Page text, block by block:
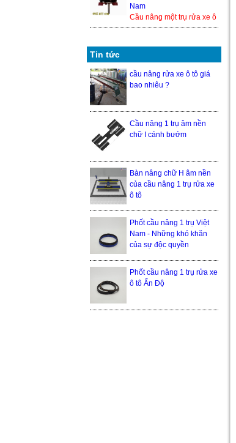
Nam
Cầu nâng một trụ rửa xe ô
tô nâng toàn xe của Việt
Tin tức
cầu nâng rửa xe ô tô giá
bao nhiêu ?
Cầu nâng 1 trụ âm nền
chữ I cánh bướm
Bàn nâng chữ H âm nền
của cầu nâng 1 trụ rửa xe
ô tô
Phốt cầu nâng 1 trụ Việt
Nam - Những khó khăn
của sự độc quyền
Phốt cầu nâng 1 trụ rửa xe
ô tô Ấn Độ